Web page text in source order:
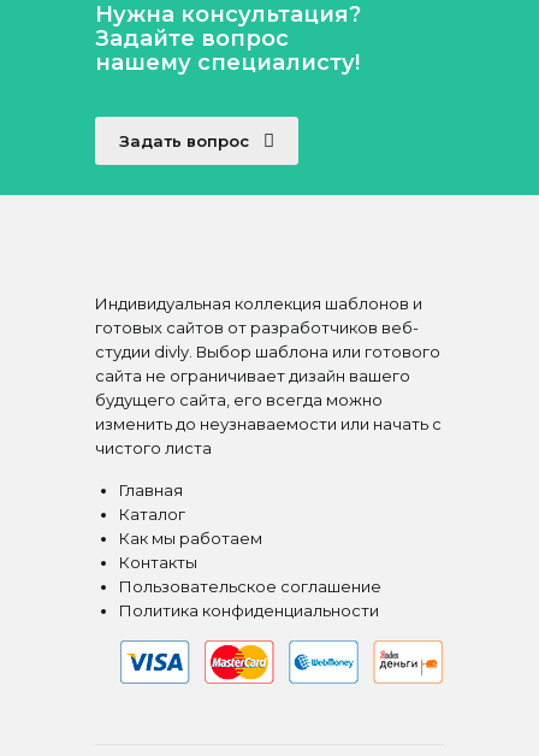
Нужна консультация?
Задайте вопрос
нашему специалисту!
Задать вопрос
Индивидуальная коллекция шаблонов и
готовых сайтов от разработчиков веб-
студии divly. Выбор шаблона или готового
сайта не ограничивает дизайн вашего
будущего сайта, его всегда можно
изменить до неузнаваемости или начать с
чистого листа
Главная
Каталог
Как мы работаем
Контакты
Пользовательское соглашение
Политика конфиденциальности